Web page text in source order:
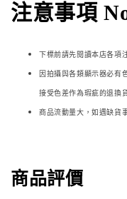
注意事項
下標前請先閱讀本店各項
因拍攝與各類顯示器必有
接受色差作為瑕疵的退換
商品流動量大，如遇缺貨
商品評價